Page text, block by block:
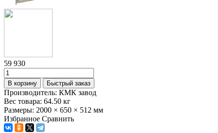
59 930
В корзину Быстрый заказ
Производитель: КМК завод
Вес товара: 64.50 кг
Размеры: 2000 × 650 × 512 мм
Избранное Сравнить